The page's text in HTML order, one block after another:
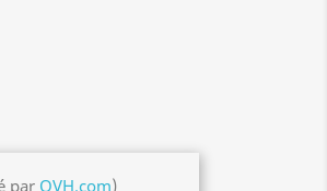
par OVH.com)